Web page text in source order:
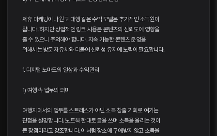
제휴 마케팅이나 원고 대행 같은 수익 모델은 추가적인 소득원이
됩니다. 하지만 상업적인 링크 사용은 콘텐츠의 신뢰도에 영향을
줄 수 있으니 주의해야 합니다. 지속 가능한 콘텐츠 운영을
위해서는 방문자 유치와 더불어 신뢰성 유지에 노력이 필요합니다.
1. 디지털 노마드의 일상과 수익 관리
1) 여행 속 업무의 의미
여행지에서의 업무를 스트레스가 아닌 소득 창출 기회로 여기는
관점을 설명합니다. 노트북 한대로 글을 쓰며 소득을 올리는 것이
큰 장점이라고 강조합니다. 이처럼 장소에 구애받지 않고 소득을